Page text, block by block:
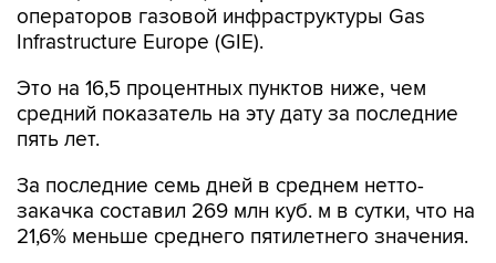
операторов газовой инфраструктуры Gas
Infrastructure Europe (GIE).
Это на 16,5 процентных пунктов ниже, чем
средний показатель на эту дату за последние
пять лет.
За последние семь дней в среднем нетто-
закачка составил 269 млн куб. м в сутки, что на
21,6% меньше среднего пятилетнего значения.